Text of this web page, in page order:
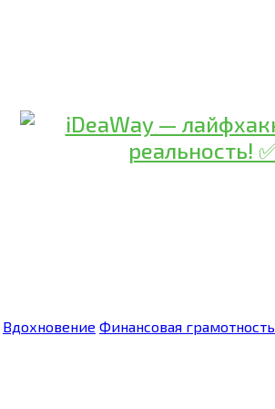
Вдохновение Финансовая грамотность